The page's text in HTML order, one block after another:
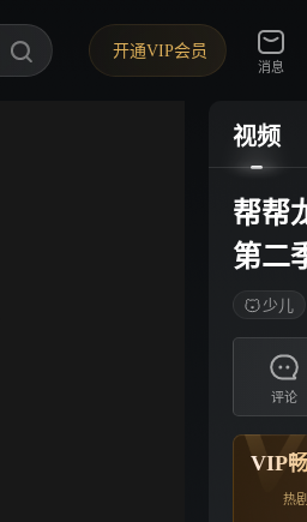
开通VIP会员
消息
视频
帮帮
第二
少儿
评论
VIP
热